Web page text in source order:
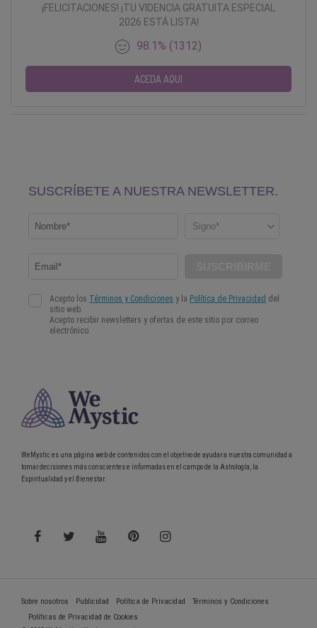
¡FELICITACIONES! ¡TU VIDENCIA GRATUITA ESPECIAL
2026 ESTÁ LISTA!
98.1% (1312)
ACEDA AQUI
WeMystic es una página web de contenidos con el objetivo de ayudar a nuestra comunidad a
tomar decisiones más conscientes e informadas en el campo de la Astrología, la
Espiritualidad y el Bienestar.
Sobre nosotros Publicidad Política de Privacidad
Términos y Condiciones
Políticas de Privacidad de Cookies